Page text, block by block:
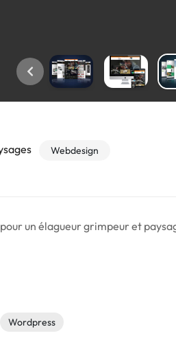
Webdesign
un élagueur grimpeur et
Wordpress